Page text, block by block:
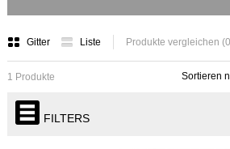
Gitter Liste Produkte vergleichen
Sortieren
1 Produkte
FILTERS